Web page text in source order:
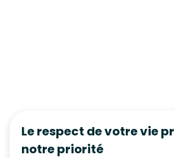
Le respect de votre vie
notre priorité